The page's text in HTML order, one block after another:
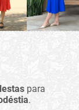
para
.